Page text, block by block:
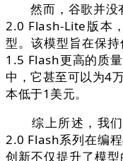
然而，谷歌并没
2.0 Flash-Lite版本
型。该模型旨在保
1.5 Flash更高的质
中，它甚至可以为4
本低于1美元。
综上所述，我们
2.0 Flash系列在编
创新不仅提升了模